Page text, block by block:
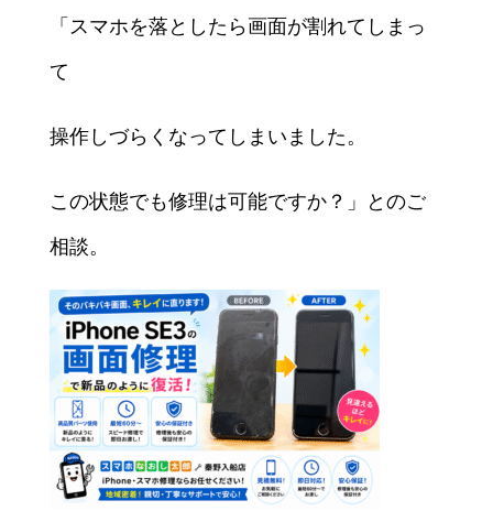
「スマホを落としたら画面が割れてしまっ
て
操作しづらくなってしまいました。
この状態でも修理は可能ですか？」とのご
相談。